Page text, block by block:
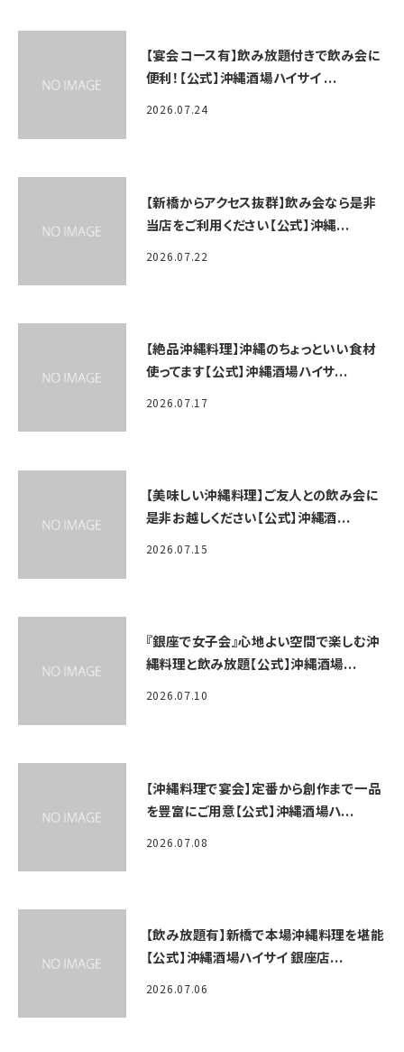
【宴会コース有】飲み放題付きで飲み会に
便利！【公式】沖縄酒場ハイサイ ...
2026.07.24
【新橋からアクセス抜群】飲み会なら是非
当店をご利用ください【公式】沖縄...
2026.07.22
【絶品沖縄料理】沖縄のちょっといい食材
使ってます【公式】沖縄酒場ハイサ...
2026.07.17
【美味しい沖縄料理】ご友人との飲み会に
是非お越しください【公式】沖縄酒...
2026.07.15
『銀座で女子会』心地よい空間で楽しむ沖
縄料理と飲み放題【公式】沖縄酒場...
2026.07.10
【沖縄料理で宴会】定番から創作まで一品
を豊富にご用意【公式】沖縄酒場ハ...
2026.07.08
【飲み放題有】新橋で本場沖縄料理を堪能
【公式】沖縄酒場ハイサイ 銀座店...
2026.07.06